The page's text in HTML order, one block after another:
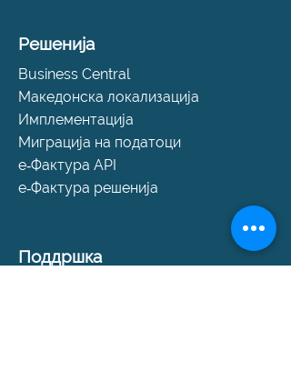
Решенија
Business Central
Македонска локализација
Имплементација
Миграција на податоци
е‑Фактура API
е‑Фактура решенија
Поддршка